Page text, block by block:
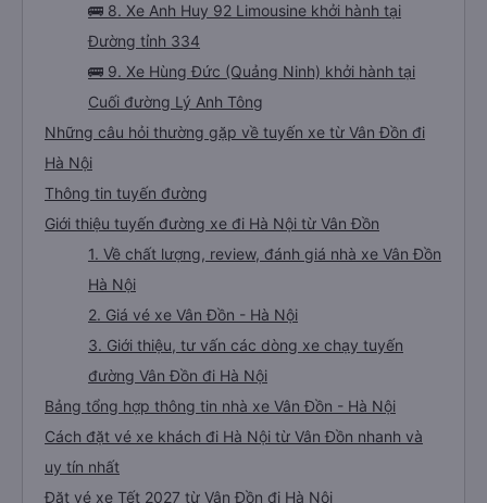
🚌 8. Xe Anh Huy 92 Limousine khởi hành tại
Đường tỉnh 334
🚌 9. Xe Hùng Đức (Quảng Ninh) khởi hành tại
Cuối đường Lý Anh Tông
Những câu hỏi thường gặp về tuyến xe từ Vân Đồn đi
Hà Nội
Thông tin tuyến đường
Giới thiệu tuyến đường xe đi Hà Nội từ Vân Đồn
1. Về chất lượng, review, đánh giá nhà xe Vân Đồn
Hà Nội
2. Giá vé xe Vân Đồn - Hà Nội
3. Giới thiệu, tư vấn các dòng xe chạy tuyến
đường Vân Đồn đi Hà Nội
Bảng tổng hợp thông tin nhà xe Vân Đồn - Hà Nội
Cách đặt vé xe khách đi Hà Nội từ Vân Đồn nhanh và
uy tín nhất
Đặt vé xe Tết 2027 từ Vân Đồn đi Hà Nội